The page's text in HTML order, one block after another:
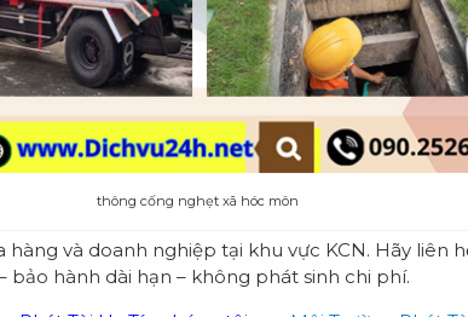
thông cống nghẹt xã hóc môn
và doanh nghiệp tại khu vực KCN. Hãy liên
bảo hành dài hạn – không phát sinh chi phí.